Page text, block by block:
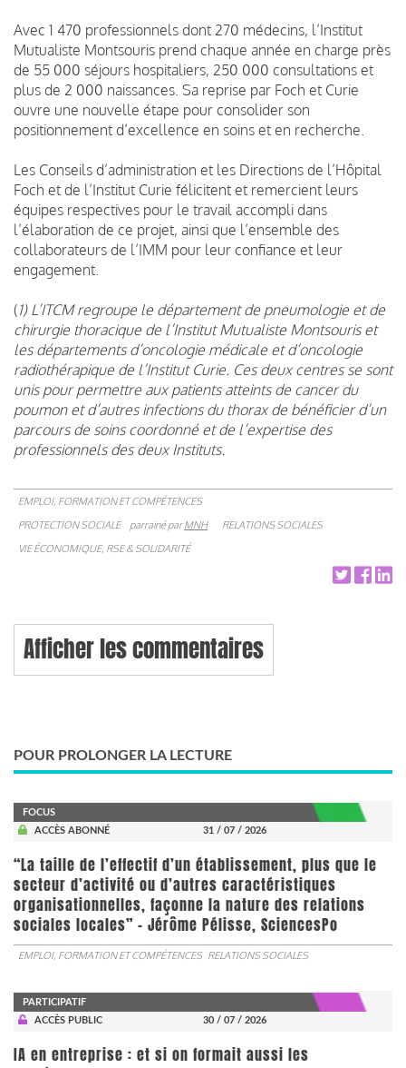
Avec 1 470 professionnels dont 270 médecins, l’Institut
Mutualiste Montsouris prend chaque année en charge près
de 55 000 séjours hospitaliers, 250 000 consultations et
plus de 2 000 naissances. Sa reprise par Foch et Curie
ouvre une nouvelle étape pour consolider son
positionnement d’excellence en soins et en recherche.
Les Conseils d’administration et les Directions de l’Hôpital
Foch et de l’Institut Curie félicitent et remercient leurs
équipes respectives pour le travail accompli dans
l’élaboration de ce projet, ainsi que l’ensemble des
collaborateurs de l’IMM pour leur confiance et leur
engagement.
(1) L’ITCM regroupe le département de pneumologie et de
chirurgie thoracique de l’Institut Mutualiste Montsouris et
les départements d’oncologie médicale et d’oncologie
radiothérapique de l’Institut Curie. Ces deux centres se sont
unis pour permettre aux patients atteints de cancer du
poumon et d’autres infections du thorax de bénéficier d’un
parcours de soins coordonné et de l’expertise des
professionnels des deux Instituts.
EMPLOI, FORMATION ET COMPÉTENCES
PROTECTION SOCIALE
parrainé parMNH
RELATIONS SOCIALES
VIE ÉCONOMIQUE, RSE & SOLIDARITÉ
Afficher les commentaires
POUR PROLONGER LA LECTURE
FOCUS
ACCÈS ABONNÉ
31 / 07 / 2026
“La taille de l’effectif d’un établissement, plus que le
secteur d’activité ou d’autres caractéristiques
organisationnelles, façonne la nature des relations
sociales locales” - Jérôme Pélisse, SciencesPo
EMPLOI, FORMATION ET COMPÉTENCES RELATIONS SOCIALES
PARTICIPATIF
ACCÈS PUBLIC
30 / 07 / 2026
IA en entreprise : et si on formait aussi les